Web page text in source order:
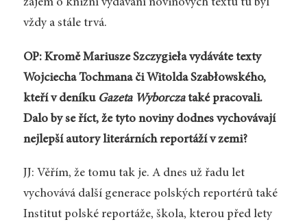
zájem o knižní vydávání novinových textů tu byl
vždy a stále trvá.
OP: Kromě Mariusze Szczygieła vydáváte texty
Wojciecha Tochmana či Witolda Szabłowského,
kteří v deníku Gazeta Wyborczataké pracovali.
Dalo by se říct, že tyto noviny dodnes vychovávají
nejlepší autory literárních reportáží v zemi?
JJ: Věřím, že tomu tak je. A dnes už řadu let
vychovává další generace polských reportérů také
Institut polské reportáže, škola, kterou před lety